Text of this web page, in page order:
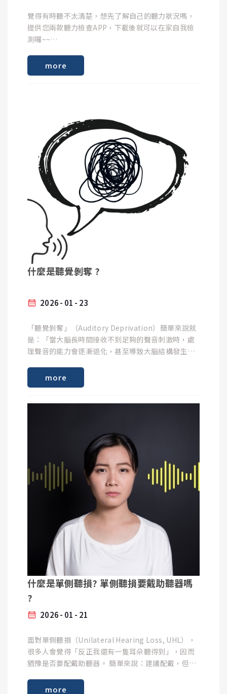
放置探針管：聽力師會將一根極細、軟質的矽膠微型
探針管（Probe Tube）深入您的耳道內，靠近鼓膜的
位置。
播放測試音與測量：儀器會播放特定的語音測試音，
探針管上的微型麥克風會即時接收並記錄實際上傳到
您鼓膜前的精確分貝與頻率。
精準校正：聽力師透過螢幕上的實時數據，對照您的
聽力圖需求，精細調整助聽器在各個頻率（高音、中
音、低音）的放大倍率。
2. 提升語音清晰度與配戴舒適度
3. 解決助聽器耳塞（Dome）與耳模的漏音問題
4. 客觀數據，減少反覆調校的時間
是哪一個頻率出問題。真耳測試用科學數據說話，讓
調整過程精準高效，大幅減少往返聽力所的調校次
真耳測試適合所有人嗎？
答案是肯定的。無論是初次配戴助聽器、更換新機
種，還是聽力狀況發生變化，真耳測試都是確保助聽
器發揮最佳效益不可或缺的環節。特別是對於兒童
（耳道發育中）、複雜型聽力損失者（如高頻驟降型
聽損），真耳測試更是不可或缺的品質把關。
助聽器是一台精密的醫療輔具，如果您或家人正面臨
器公司是否有真耳測試。透過客觀數據的精細微調，
才能真正解鎖助聽器的潛能，重拾清晰、舒適的聆聽
體驗。
覺得有時聽不太清楚，想先了解自己的聽力狀況嗎，
提供您兩款聽力檢查APP，下載後就可以在家自我檢
測囉~~
溫馨提醒 : 聽力檢查APP的結果僅供參考，無法代替正
規聽力檢查，不具備醫療診斷之效能，若您對自身聽
事先準備
請在安靜、沒有其他噪音的環境下測試，將手機接上
耳機，建議使用有線的入耳式(耳塞型)耳機。如果耳
機有內建等化器，請設定為最平坦的設定。其他注意
事項可參考APP內說明。
App1. 聽力測試&耳齡測試
適用iOS
iOS下載
步驟1 :
開啟「聽力測試&耳齡測試APP」，點選「聽力檢查」
開始測試。
APP會發出不同頻率的測試音，當您聽見聲音時按下
畫面中的按鈕。
測試結束後，畫面會顯示目前檢查後的聽力狀況參
步驟3 :
您也可以在「測試列表」中，查看先前做過的檢查結
耳齡測試
「耳齡測試」是透過6000hz以上的高音頻，檢測耳朵
的可聽見高音範圍，讓使用者了解自己的耳朵的可能
年齡~
App2. mimi Hearing Test APP
適用iOS、Android
more
23
01
2026
什麼是聽覺剝奪 ?
「聽覺剝奪」（Auditory Deprivation）簡單來說就
是：「當大腦長時間接收不到足夠的聲音刺激時，處
理聲音的能力會逐漸退化，甚至導致大腦結構發生改
腦負責聽覺的區域就會因為「沒事做」而開始萎縮退
化。
為什麼會發生聽覺剝奪？
未經治療的聽力損失： 這是最常見的原因。當一個人
發現聽力下降卻不處理，大腦接收到的聲音訊號變弱
且模糊，久而久之就失去了辨識聲音的能力。
「單耳」佩戴助聽器： 如果兩耳都有聽損，卻只戴一
邊的助聽器，沒戴的那隻耳朵會因為長期缺乏刺激，
退化得比有戴的那邊快。
先天性因素： 出生時就有聽障的孩子，若沒有及時透
質可能永遠無法發育成熟。
聽覺剝奪對大腦的影響
more
21
01
2026
什麼是單側聽損? 單側聽損要戴助聽器嗎
?
面對單側聽損（Unilateral Hearing Loss, UHL），
很多人會覺得「反正我還有一隻耳朵聽得到」，因而
猶豫是否要配戴助聽器。 簡單來說：建議配戴，但選
more